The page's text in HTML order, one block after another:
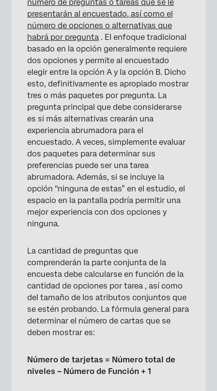
número de preguntas o tareas que se le
presentarán al encuestado, así como el
número de opciones o alternativas que
habrá por pregunta . El enfoque tradicional
basado en la opción generalmente requiere
dos opciones y permite al encuestado
elegir entre la opción A y la opción B. Dicho
esto, definitivamente es apropiado mostrar
tres o más paquetes por pregunta. La
pregunta principal que debe considerarse
es si más alternativas crearán una
experiencia abrumadora para el
encuestado. A veces, simplemente evaluar
dos paquetes para determinar sus
preferencias puede ser una tarea
abrumadora. Además, si se incluye la
opción “ninguna de estas” en el estudio, el
espacio en la pantalla podría permitir una
mejor experiencia con dos opciones y
ninguna.
La cantidad de preguntas que
comprenderán la parte conjunta de la
encuesta debe calcularse en función de la
cantidad de opciones por tarea , así como
del tamaño de los atributos conjuntos que
se estén probando. La fórmula general para
determinar el número de cartas que se
deben mostrar es:
Número de tarjetas = Número total de
niveles – Número de Función + 1